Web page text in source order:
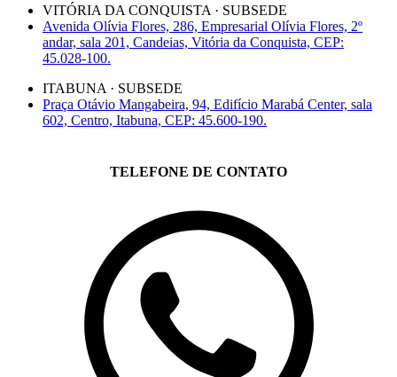
VITÓRIA DA CONQUISTA · SUBSEDE
Avenida Olívia Flores, 286, Empresarial Olívia Flores, 2º
andar, sala 201, Candeias, Vitória da Conquista, CEP:
45.028-100.
ITABUNA · SUBSEDE
Praça Otávio Mangabeira, 94, Edifício Marabá Center, sala
602, Centro, Itabuna, CEP: 45.600-190.
TELEFONE DE CONTATO